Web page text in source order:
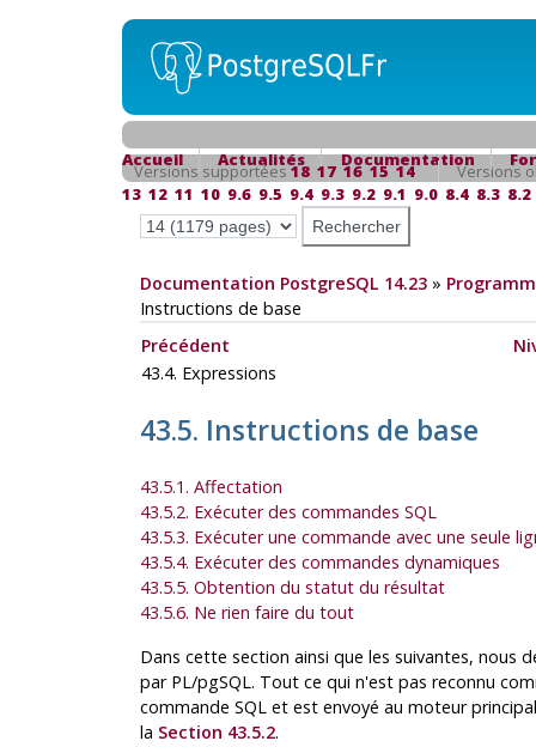
Accueil Actualités Documentation
Versions supportées18 17 16 15 14
Versions
13 12 11 10 9.6 9.5 9.4 9.3 9.2 9.1 9.0 8.4 8.3 8.2
Documentation PostgreSQL 14.23»
Instructions de base
Précédent
43.4. Expressions
43.5. Instructions de base
43.5.1. Affectation
43.5.2. Exécuter des commandes SQL
43.5.3. Exécuter une commande avec une seule
43.5.4. Exécuter des commandes dynamiques
43.5.5. Obtention du statut du résultat
43.5.6. Ne rien faire du tout
Dans cette section ainsi que les suivantes, nous
par PL/pgSQL. Tout ce qui n'est pas reconnu
commande SQL et est envoyé au moteur
la Section 43.5.2.